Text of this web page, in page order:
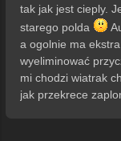
tak jak jest cieply.
starego polda
a ogolnie ma
wyeliminować
mi chodzi wiatrak
jak przekrece